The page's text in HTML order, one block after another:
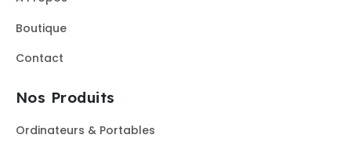
Boutique
Contact
Nos Produits
Ordinateurs & Portables